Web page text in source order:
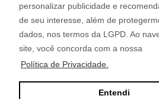
personalizar publicidade e
de seu interesse, além de
dados, nos termos da LGPD. Ao
site, você concorda com a nossa
Política de Privacidade.
Entendi
CRECI: 2544-J
Informações de
(47) 3345-0422 - (47) 9 9997-4128